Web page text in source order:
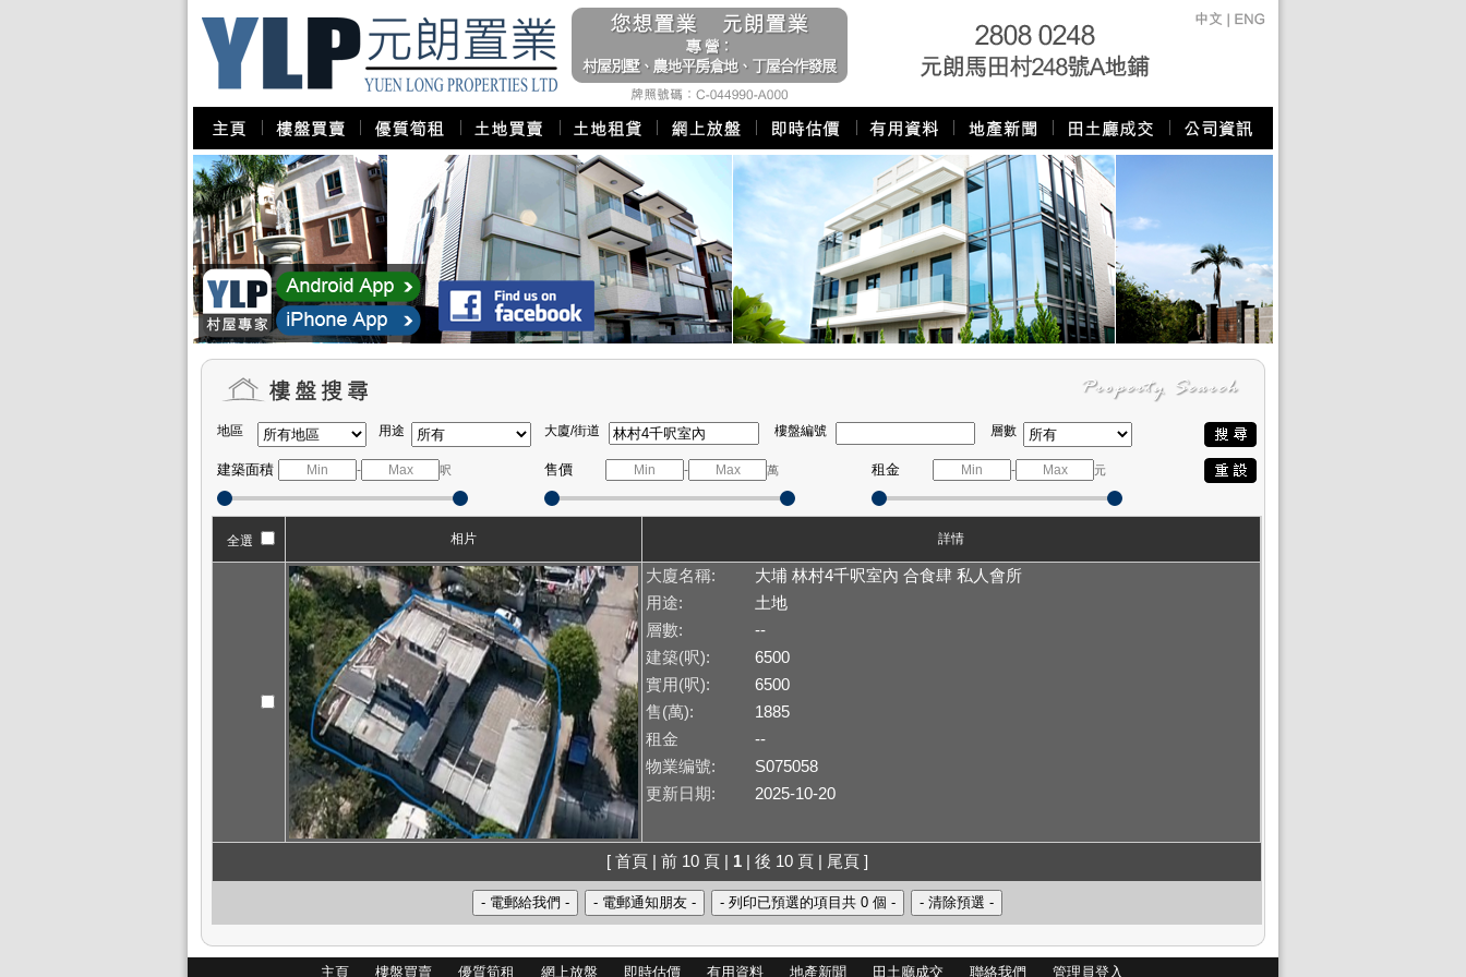
地區 用途 大廈/街道 樓盤編號 層數
建築面積 - 呎 售價 - 萬 租金 - 元
全選 相片 詳情
大廈名稱:
大埔 林村4千呎室內 合食肆 私人會所
用途:
土地
層數:
--
建築(呎):
6500
實用(呎):
6500
售(萬):
1885
租金
--
物業编號:
S075058
更新日期:
2025-10-20
[ 首頁 | 前 10 頁 | 1| 後 10 頁 | 尾頁 ]
主頁 樓盤買賣 優質筍租 網上放盤 即時估價 有用資料 地產新聞 田土廳成交 聯絡我們 管理員登入